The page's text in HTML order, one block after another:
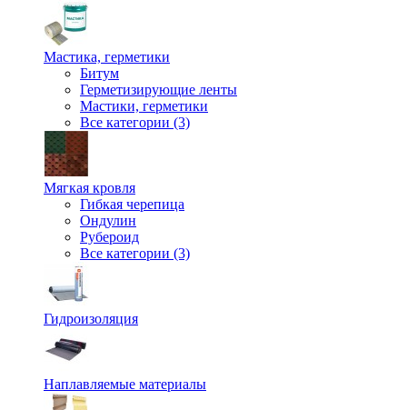
Мастика, герметики
Битум
Герметизирующие ленты
Мастики, герметики
Все категории (3)
Мягкая кровля
Гибкая черепица
Ондулин
Рубероид
Все категории (3)
Гидроизоляция
Наплавляемые материалы